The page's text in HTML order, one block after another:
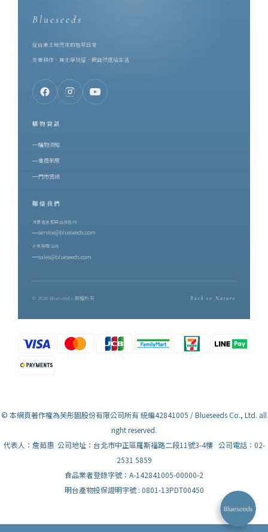
Blueseeds
從台東土地而來的植萃日常
友善耕作．無化學殘留．把自然還給生活
購物資訊
購物須知
會員制度
門市資訊
聯絡我們
消費者客服與合作邀約
service@blueseeds.com
企業採購洽詢
sales@blueseeds.com
© 2026 Blueseeds 版權所有 Back to Nature
© 本網頁著作權為芙彤園股份有限公司所有 統編42841005 / Blueseeds Co., Ltd. all
right reserved.
代表人：詹茹惠 公司地址：台北市中正區羅斯福路二段11號3-4樓 公司電話：02-
2531 5859
食品業者登錄字號：A-142841005-00000-2
明台產物投保證明字號 : 0801-13PDT00450